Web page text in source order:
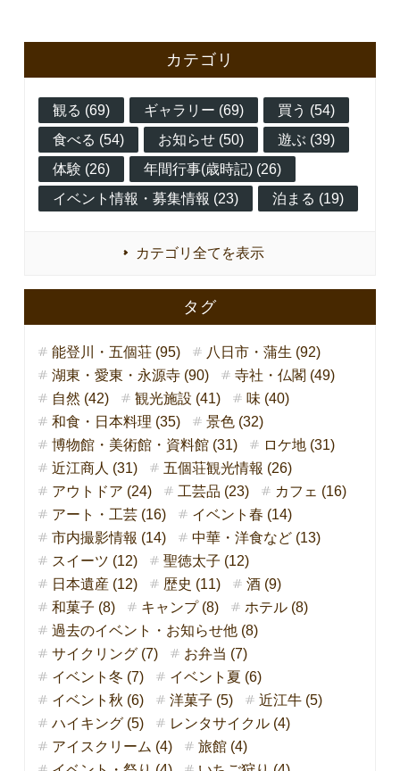
カテゴリ
観る (69) ギャラリー (69)
買う (54)
食べる (54)
お知らせ (50)
遊ぶ (39)
体験 (26)
年間行事(歳時記) (26)
イベント情報・募集情報 (23)
泊まる (19)
カテゴリ全てを表示
タグ
能登川・五個荘 (95)
八日市・蒲生 (92)
湖東・愛東・永源寺 (90)
寺社・仏閣 (49)
自然 (42)
観光施設 (41)
味 (40)
和食・日本料理 (35)
景色 (32)
博物館・美術館・資料館 (31)
ロケ地 (31)
近江商人 (31)
五個荘観光情報 (26)
アウトドア (24)
工芸品 (23)
カフェ (16)
アート・工芸 (16)
イベント春 (14)
市内撮影情報 (14)
中華・洋食など (13)
スイーツ (12)
聖徳太子 (12)
日本遺産 (12)
歴史 (11)
酒 (9)
和菓子 (8)
キャンプ (8)
ホテル (8)
過去のイベント・お知らせ他 (8)
サイクリング (7)
お弁当 (7)
イベント冬 (7)
イベント夏 (6)
イベント秋 (6)
洋菓子 (5)
近江牛 (5)
ハイキング (5)
レンタサイクル (4)
アイスクリーム (4)
旅館 (4)